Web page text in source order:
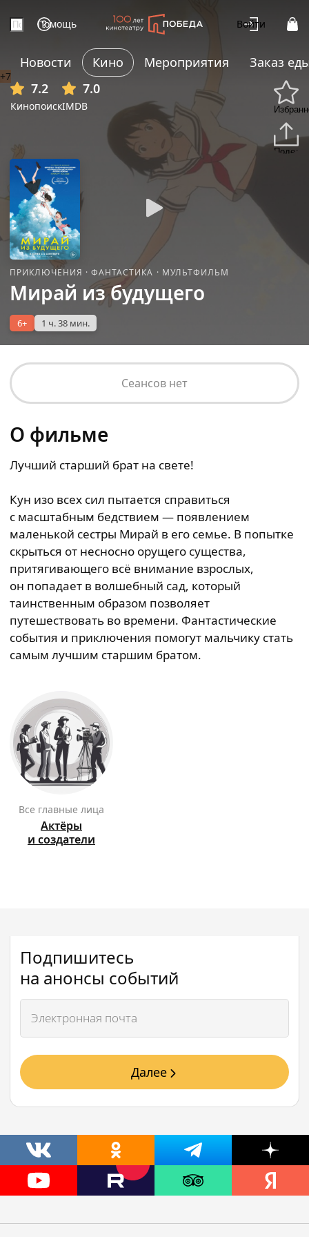
Помощь Войти
Новости Кино Мероприятия
Заказ
7.2
Кинопоиск
7.0
IMDB
+7
ПРИКЛЮЧЕНИЯ · ФАНТАСТИКА · МУЛЬТФИЛЬМ
Мирай из будущего
6+ 1 ч. 38 мин.
Сеансов нет
О фильме
Лучший старший брат на свете!
Кун изо всех сил пытается справиться
с масштабным бедствием — появлением
маленькой сестры Мирай в его семье. В попытке
скрыться от несносно орущего существа,
притягивающего всё внимание взрослых,
он попадает в волшебный сад, который
таинственным образом позволяет
путешествовать во времени. Фантастические
события и приключения помогут мальчику стать
самым лучшим старшим братом.
Все главные лица
Актёры
и создатели
Подпишитесь
на анонсы событий
Далее